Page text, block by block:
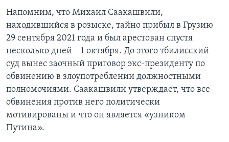
Напомним, что Михаил Саакашвили,
находившийся в розыске, тайно прибыл в Грузию
29 сентября 2021 года и был арестован спустя
несколько дней – 1 октября. До этого тбилисский
суд вынес заочный приговор экс-президенту по
обвинению в злоупотреблении должностными
полномочиями. Саакашвили утверждает, что все
обвинения против него политически
мотивированы и что он является «узником
Путина».